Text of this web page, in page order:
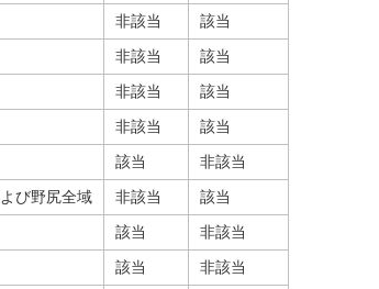
非該当
該当
非該当
該当
非該当
該当
非該当
該当
該当
非該当
び野尻全域 非該当
該当
該当
非該当
該当
非該当